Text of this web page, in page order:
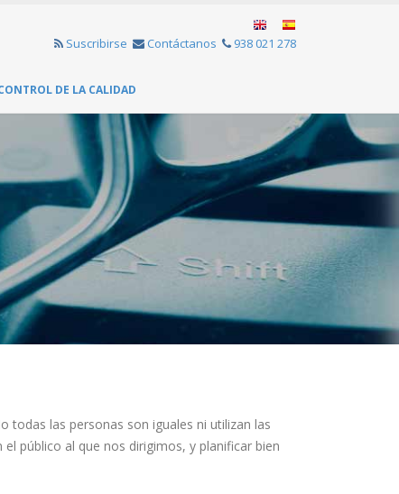
Suscribirse Contáctanos 938 021 278
DE LA CALIDAD
todas las personas son iguales ni utilizan las
público al que nos dirigimos, y planificar bien